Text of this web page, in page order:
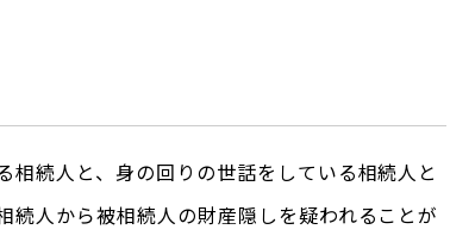
続人と、身の回りの世話をしている相続人と
人から被相続人の財産隠しを疑われることが